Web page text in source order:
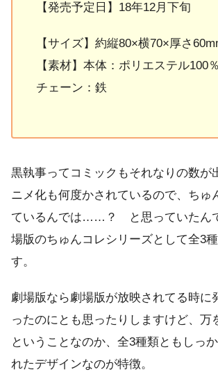
【発売予定日】18年12月下旬
【サイズ】約縦80×横70×厚さ
【素材】本体：ポリエステル100
チェーン：鉄
黒執事ってコミックもそれなりの数が
ニメ化も何度かされているので、ちゅ
ているんでは……？ と思っていたん
場版のちゅんコレシリーズとして全3
す。
劇場版なら劇場版が放映されてる時に
ったのにとも思ったりしますけど、
ということなのか、全3種類ともしっ
れたデザインなのが特徴。